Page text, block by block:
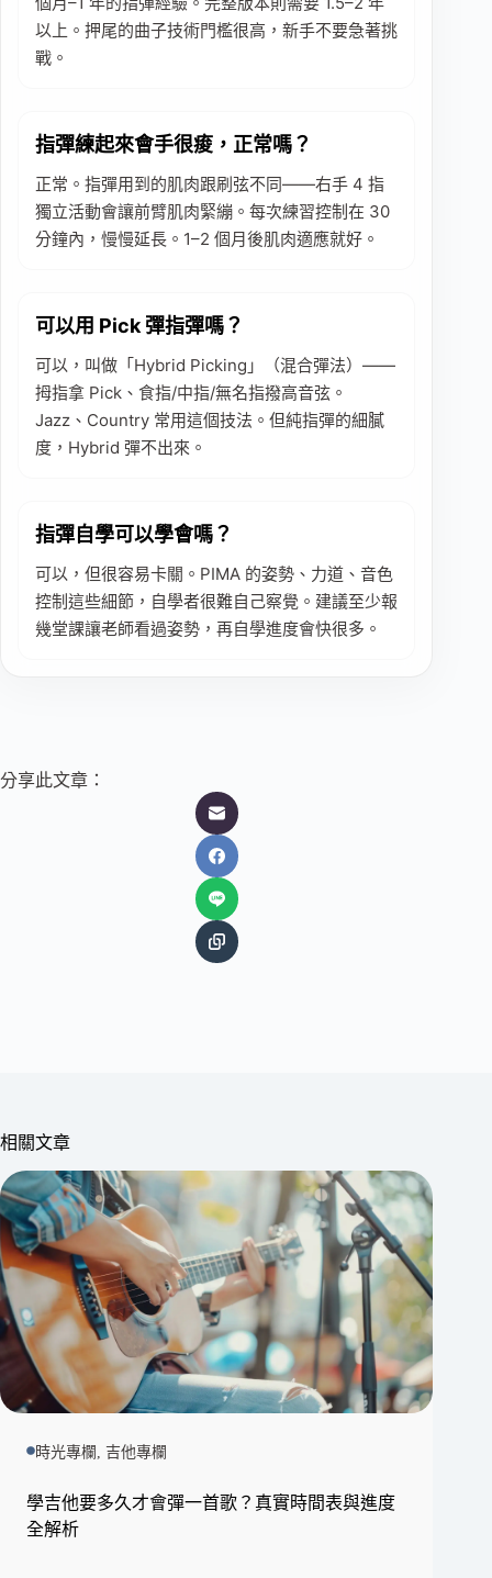
以上。押尾的曲子技術門檻很高，新手不要急著挑
戰。
指彈練起來會手很痠，正常嗎？
正常。指彈用到的肌肉跟刷弦不同——右手 4 指
獨立活動會讓前臂肌肉緊繃。每次練習控制在 30
分鐘內，慢慢延長。1–2 個月後肌肉適應就好。
可以用 Pick 彈指彈嗎？
可以，叫做「Hybrid Picking」（混合彈法）——
拇指拿 Pick、食指/中指/無名指撥高音弦。
Jazz、Country 常用這個技法。但純指彈的細膩
度，Hybrid 彈不出來。
指彈自學可以學會嗎？
可以，但很容易卡關。PIMA 的姿勢、力道、音色
控制這些細節，自學者很難自己察覺。建議至少報
幾堂課讓老師看過姿勢，再自學進度會快很多。
分享此文章：
相關文章
時光專欄, 吉他專欄
學吉他要多久才會彈一首歌？真實時間表與進度
全解析